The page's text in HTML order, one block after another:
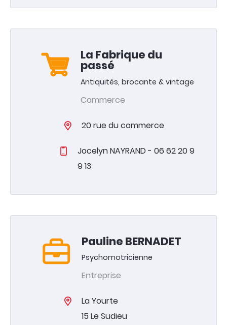
La Fabrique du
passé
Antiquités, brocante & vintage
Commerce
20 rue du commerce
Jocelyn NAYRAND - 06 62 20 9
9 13
Pauline BERNADET
Psychomotricienne
Entreprise
La Yourte
15 Le Sudieu